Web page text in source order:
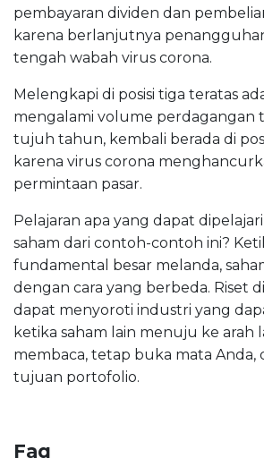
pembayaran dividen dan
karena berlanjutnya
tengah wabah virus corona.
Melengkapi di posisi tiga teratas
mengalami volume perdagangan
tujuh tahun, kembali berada di
karena virus corona
permintaan pasar.
Pelajaran apa yang dapat
saham dari contoh-contoh ini?
fundamental besar melanda,
dengan cara yang berbeda. Riset
dapat menyoroti industri yang
ketika saham lain menuju ke arah
membaca, tetap buka mata Anda,
tujuan portofolio.
Faq